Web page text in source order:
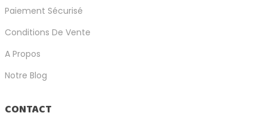
Paiement Sécurisé
Conditions De Vente
A Propos
Notre Blog
CONTACT